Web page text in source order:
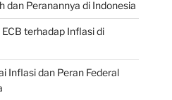
dan Peranannya di Indonesia
terhadap Inflasi di
Inflasi dan Peran Federal